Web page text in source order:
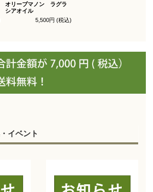
オリーブマノン ラグラ
シアオイル
5,500円 (税込)